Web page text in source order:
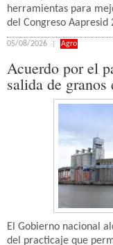
herramientas para
del Congreso Aapresid
05/08/2026 Agro
Acuerdo por el
salida de granos
El Gobierno nacional
del practicaje que